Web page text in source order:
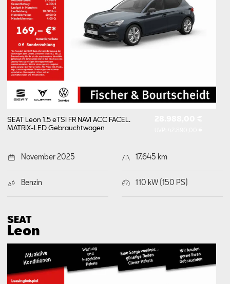
SEAT Leon 1.5 eTSI FR NAVI ACC FACEL.
MATRIX-LEDGebrauchtwagen
November 2025 17.645 km
Benzin 110 kW (150 PS)
SEAT
Leon